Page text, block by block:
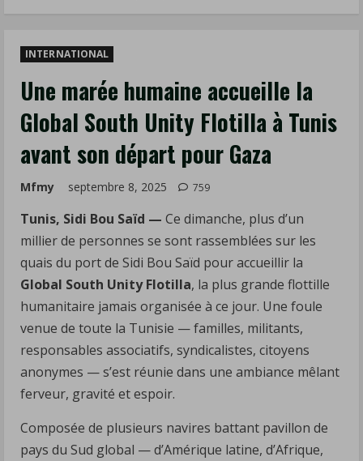
Gaza
INTERNATIONAL
Une marée humaine accueille la
Global South Unity Flotilla à Tunis
avant son départ pour Gaza
Mfmy septembre 8, 2025 759
Tunis, Sidi Bou Saïd — Ce dimanche, plus d’un
millier de personnes se sont rassemblées sur les
quais du port de Sidi Bou Saïd pour accueillir la
Global South Unity Flotilla, la plus grande flottille
humanitaire jamais organisée à ce jour. Une foule
venue de toute la Tunisie — familles, militants,
responsables associatifs, syndicalistes, citoyens
anonymes — s’est réunie dans une ambiance mêlant
ferveur, gravité et espoir.
Composée de plusieurs navires battant pavillon de
pays du Sud global — d’Amérique latine, d’Afrique,